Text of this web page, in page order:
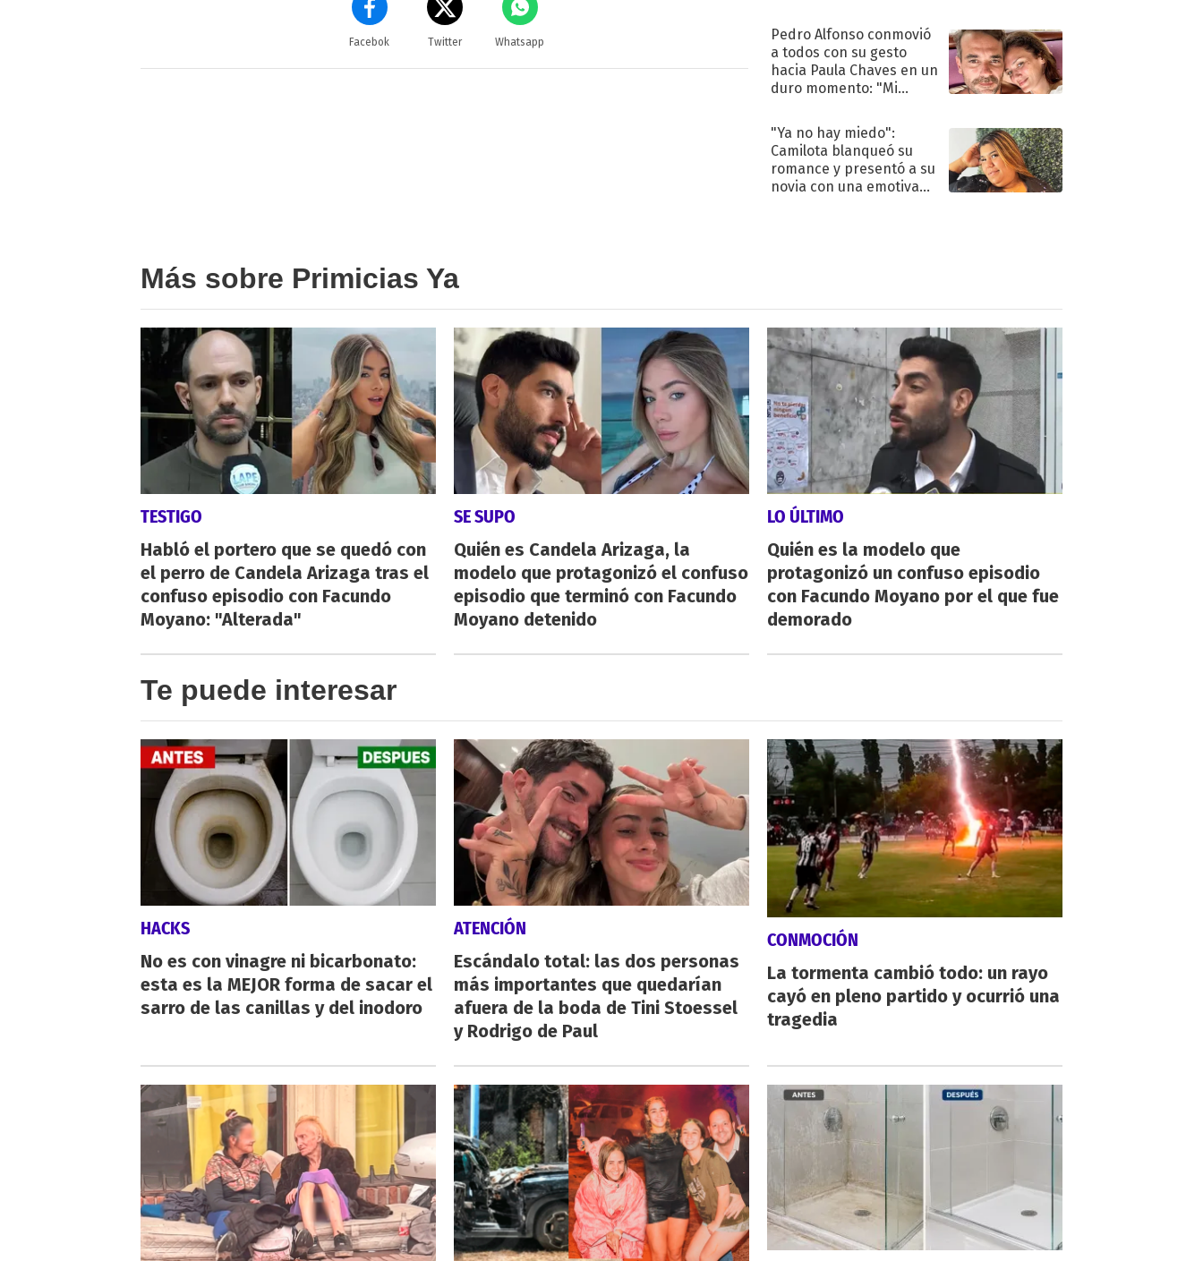
Facebok Twitter Whatsapp
"Traidora"
Pedro Alfonso conmovió
a todos con su gesto
hacia Paula Chaves en un
duro momento: "Mi
terapéutico"
"Ya no hay miedo":
Camilota blanqueó su
romance y presentó a su
novia con una emotiva
Más sobre Primicias Ya
TESTIGO
Habló el portero que se quedó con
el perro de Candela Arizaga tras el
confuso episodio con Facundo
Moyano: "Alterada"
SE SUPO
Quién es Candela Arizaga, la
modelo que protagonizó el confuso
episodio que terminó con Facundo
Moyano detenido
LO ÚLTIMO
Quién es la modelo que
protagonizó un confuso episodio
con Facundo Moyano por el que fue
demorado
Te puede interesar
HACKS
No es con vinagre ni bicarbonato:
esta es la MEJOR forma de sacar el
sarro de las canillas y del inodoro
ATENCIÓN
Escándalo total: las dos personas
más importantes que quedarían
afuera de la boda de Tini Stoessel
y Rodrigo de Paul
CONMOCIÓN
La tormenta cambió todo: un rayo
cayó en pleno partido y ocurrió una
tragedia